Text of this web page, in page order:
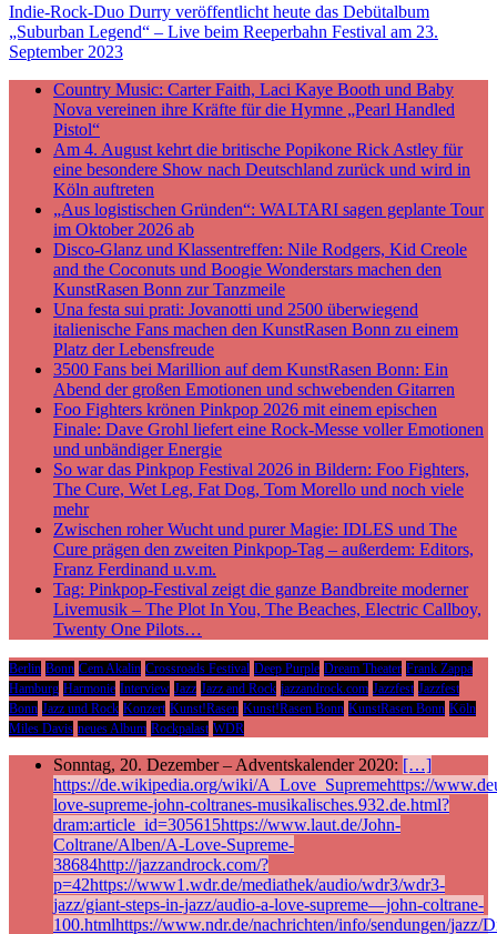
Indie-Rock-Duo Durry veröffentlicht heute das Debütalbum
„Suburban Legend“ – Live beim Reeperbahn Festival am 23.
September 2023
Country Music: Carter Faith, Laci Kaye Booth und Baby
Nova vereinen ihre Kräfte für die Hymne „Pearl Handled
Pistol“
Am 4. August kehrt die britische Popikone Rick Astley für
eine besondere Show nach Deutschland zurück und wird in
Köln auftreten
„Aus logistischen Gründen“: WALTARI sagen geplante Tour
im Oktober 2026 ab
Disco-Glanz und Klassentreffen: Nile Rodgers, Kid Creole
and the Coconuts und Boogie Wonderstars machen den
KunstRasen Bonn zur Tanzmeile
Una festa sui prati: Jovanotti und 2500 überwiegend
italienische Fans machen den KunstRasen Bonn zu einem
Platz der Lebensfreude
3500 Fans bei Marillion auf dem KunstRasen Bonn: Ein
Abend der großen Emotionen und schwebenden Gitarren
Foo Fighters krönen Pinkpop 2026 mit einem epischen
Finale: Dave Grohl liefert eine Rock-Messe voller Emotionen
und unbändiger Energie
So war das Pinkpop Festival 2026 in Bildern: Foo Fighters,
The Cure, Wet Leg, Fat Dog, Tom Morello und noch viele
mehr
Zwischen roher Wucht und purer Magie: IDLES und The
Cure prägen den zweiten Pinkpop-Tag – außerdem: Editors,
Franz Ferdinand u.v.m.
Tag: Pinkpop-Festival zeigt die ganze Bandbreite moderner
Livemusik – The Plot In You, The Beaches, Electric Callboy,
Twenty One Pilots…
Berlin Bonn Cem Akalin Crossroads Festival Deep Purple Dream Theater Frank Zappa
Hamburg Harmonie Interview Jazz Jazz and Rock jazzandrock.com Jazzfest Jazzfest
Bonn Jazz und Rock Konzert Kunst!Rasen Kunst!Rasen Bonn KunstRasen Bonn Köln
Miles Davis neues Album Rockpalast WDR
Sonntag, 20. Dezember – Adventskalender 2020: […]
https://de.wikipedia.org/wiki/A_Love_Supremehttps://
love-supreme-john-coltranes-musikalisches.932.de.html?
dram:article_id=305615https://www.laut.de/John-
Coltrane/Alben/A-Love-Supreme-
38684http://jazzandrock.com/?
p=42https://www1.wdr.de/mediathek/audio/wdr3/wdr3-
jazz/giant-steps-in-jazz/audio-a-love-supreme—john-coltrane-
100.htmlhttps://www.ndr.de/nachrichten/info/sendungen/jazz/